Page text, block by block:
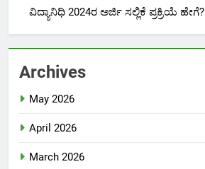
ವಿದ್ಯಾನಿಧಿ 2024ರ ಅರ್ಜಿ ಸಲ್ಲಿಕೆ ಪ್ರಕ್ರಿಯೆ ಹೇಗೆ?
Archives
May 2026
April 2026
March 2026